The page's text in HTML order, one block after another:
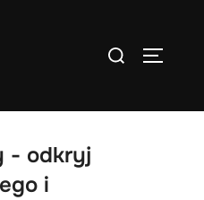
Search
- odkryj
i